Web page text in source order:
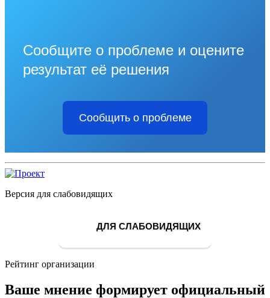
Сообщите о проблеме и оцените
результат её решения
Сообщить о проблеме
Версия для слабовидящих
ДЛЯ СЛАБОВИДЯЩИХ
Рейтинг организации
Ваше мнение формирует официальный